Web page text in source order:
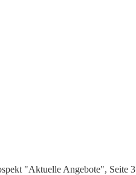
"Aktuelle Angebote", Seite 3